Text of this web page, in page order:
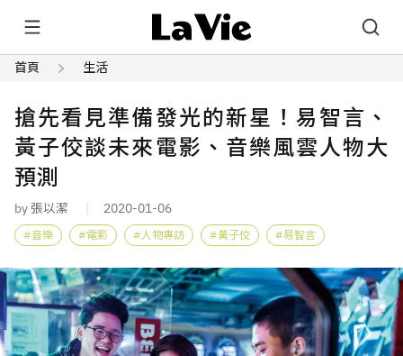
首頁 生活
搶先看見準備發光的新星！易智言、
黃子佼談未來電影、音樂風雲人物大
預測
by 張以潔 2020-01-06
音樂 電影 人物專訪 黃子佼 易智言